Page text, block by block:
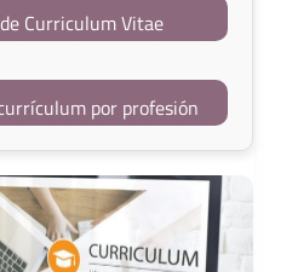
Curriculum Vitae
por profesión